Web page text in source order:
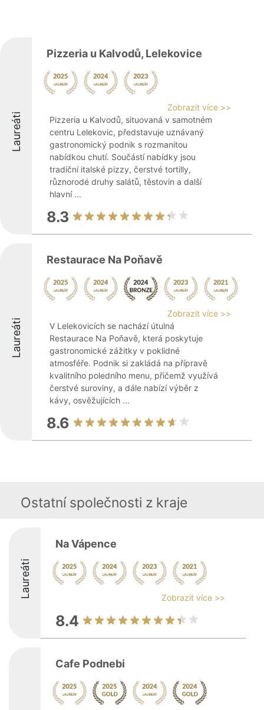
Laureáti
Pizzeria u Kalvodů, Lelekovice
Zobrazit více >>
Pizzeria u Kalvodů, situovaná v samotném
centru Lelekovic, představuje uznávaný
gastronomický podnik s rozmanitou
nabídkou chutí. Součástí nabídky jsou
tradiční italské pizzy, čerstvé tortilly,
různorodé druhy salátů, těstovin a další
hlavní ...
8.3
Laureáti
Restaurace Na Poňavě
Zobrazit více >>
V Lelekovicích se nachází útulná
Restaurace Na Poňavě, která poskytuje
gastronomické zážitky v poklidné
atmosféře. Podnik si zakládá na přípravě
kvalitního poledního menu, přičemž využívá
čerstvé suroviny, a dále nabízí výběr z
kávy, osvěžujících ...
8.6
Ostatní společnosti z kraje
Laureáti
Na Vápence
Zobrazit více >>
8.4
Cafe Podnebi